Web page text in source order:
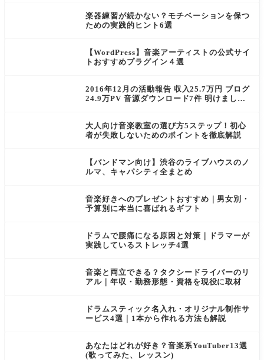
楽器練習が続かない？モチベーションを保つ
ための実践的ヒント6選
【WordPress】音楽アーティストの公式サイ
トおすすめプラグイン４選
2016年12月の活動報告 収入25.7万円 ブログ
24.9万PV 音源ダウンロード7件 明けまして
大人向け音楽教室の選び方5ステップ！初心
者が失敗しないためのポイントを徹底解説
【バンドマン向け】渋谷のライブハウスのノ
ルマ、キャパシティ全まとめ
音楽好きへのプレゼントおすすめ｜男女別・
予算別に本当に喜ばれるギフト
ドラムで腰痛になる原因と対策｜ドラマーが
実践しているストレッチ4選
音楽と両立できる？タクシードライバーのリ
アル｜年収・勤務形態・資格を現役に取材
ドラムスティック名入れ・オリジナル制作サ
ービス4選｜1本から作れる方法も解説
あなたはどれが好き？音楽系YouTuber13選
(歌ってみた、レッスン)